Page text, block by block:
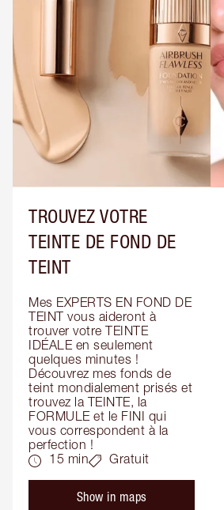
TROUVEZ VOTRE
TEINTE DE FOND DE
TEINT
Mes EXPERTS EN FOND DE
TEINT vous aideront à
trouver votre TEINTE
IDÉALE en seulement
quelques minutes !
Découvrez mes fonds de
teint mondialement prisés et
trouvez la TEINTE, la
FORMULE et le FINI qui
vous correspondent à la
perfection !
15 min
Gratuit
Show in maps